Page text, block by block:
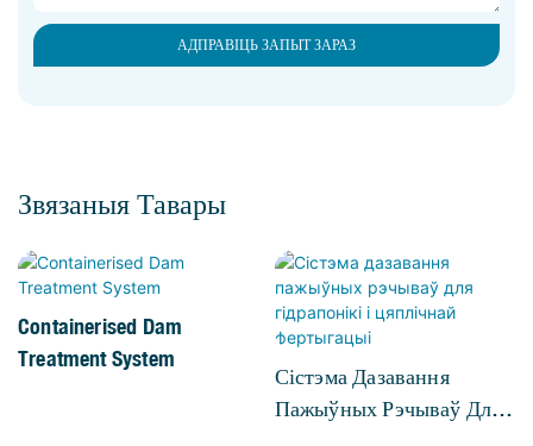
АДПРАВІЦЬ ЗАПЫТ ЗАРАЗ
Звязаныя Тавары
Containerised Dam
Treatment System
Сістэма Дазавання
Пажыўных Рэчываў Для